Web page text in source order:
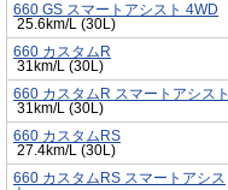
660 GS スマートアシスト 4WD
25.6km/L (30L)
660 カスタムR
31km/L (30L)
660 カスタムR スマートアシスト
31km/L (30L)
660 カスタムRS
27.4km/L (30L)
660 カスタムRS スマートアシス